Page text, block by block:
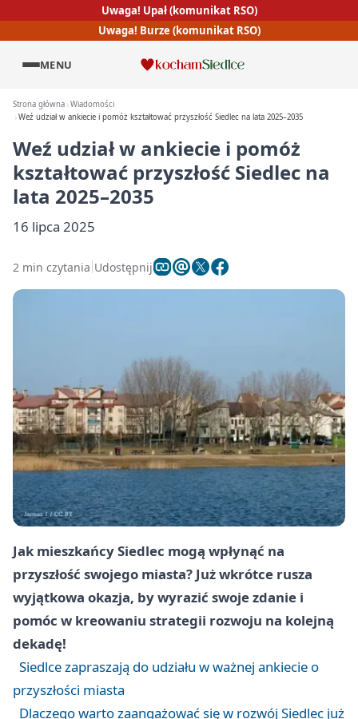
Uwaga! Upał (komunikat RSO)
Uwaga! Burze (komunikat RSO)
MENU
Strona główna Wiadomości
Weź udział w ankiecie i pomóż kształtować przyszłość Siedlec na lata 2025–2035
Weź udział w ankiecie i pomóż
kształtować przyszłość Siedlec na
lata 2025–2035
16 lipca 2025
2 min czytania Udostępnij
Jak mieszkańcy Siedlec mogą wpłynąć na
przyszłość swojego miasta? Już wkrótce rusza
wyjątkowa okazja, by wyrazić swoje zdanie i
pomóc w kreowaniu strategii rozwoju na kolejną
dekadę!
Siedlce zapraszają do udziału w ważnej ankiecie o
przyszłości miasta
Dlaczego warto zaangażować się w rozwój Siedlec już